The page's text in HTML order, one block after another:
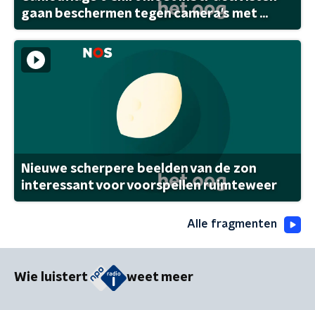
gaan beschermen tegen camera's met ...
Nieuwe scherpere beelden van de zon
interessant voor voorspellen ruimteweer
Alle fragmenten
Wie luistert weet meer